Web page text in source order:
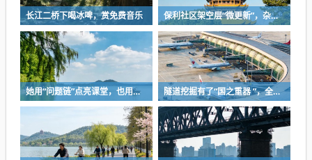
长江二桥下喝冰啤，赏免费音乐 保利社区架空层“微更新”，杂物堆放区变身健身活动室
她用“问题链”点亮课堂，也用一份耐心等来孩子成长 隧道挖掘有了“国之重器 ”，全球首台掘爆机在武汉下线